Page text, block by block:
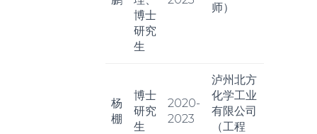
博士
研究
生
师）
杨
棚
博士
研究
生
2020-
2023
泸州北方
化学工业
有限公司
（工程